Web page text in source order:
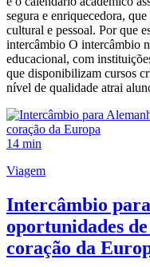
segura e enriquecedora,
cultural e pessoal. Por que
intercâmbio O intercâmbio
educacional, com
que disponibilizam cursos
nível de qualidade atrai
14 min
Viagem
Intercâmbio
oportunidades
coração da